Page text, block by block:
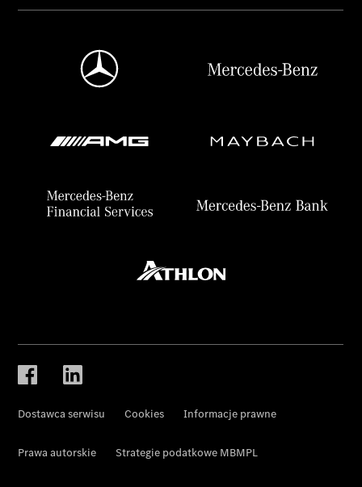
Dostawca serwisu Cookies Informacje prawne
Prawa autorskie Strategie podatkowe MBMPL